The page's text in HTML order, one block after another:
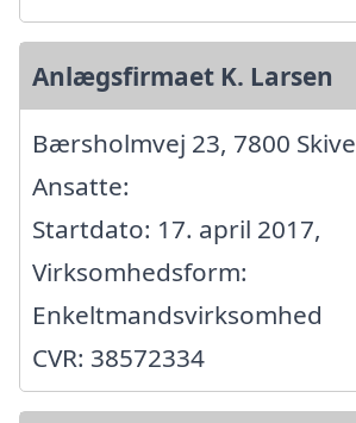
Anlægsfirmaet K. Larsen
Bærsholmvej 23, 7800 Skive
Ansatte:
Startdato: 17. april 2017,
Virksomhedsform:
Enkeltmandsvirksomhed
CVR: 38572334